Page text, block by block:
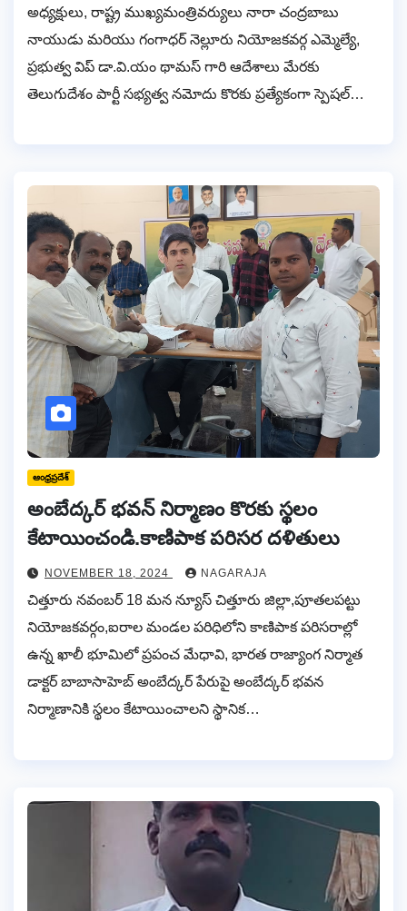
అధ్యక్షులు, రాష్ట్ర ముఖ్యమంత్రివర్యులు నారా చంద్రబాబు
నాయుడు మరియు గంగాధర్ నెల్లూరు నియోజకవర్గ ఎమ్మెల్యే,
ప్రభుత్వ విప్ డా.వి.యం థామస్ గారి ఆదేశాలు మేరకు
తెలుగుదేశం పార్టీ సభ్యత్వ నమోదు కొరకు ప్రత్యేకంగా స్పెషల్…
ఆంధ్రప్రదేశ్
అంబేద్కర్ భవన్ నిర్మాణం కొరకు స్థలం
కేటాయించండి.కాణిపాక పరిసర దళితులు
NOVEMBER 18, 2024 NAGARAJA
చిత్తూరు నవంబర్ 18 మన న్యూస్ చిత్తూరు జిల్లా,పూతలపట్టు
నియోజకవర్గం,ఐరాల మండల పరిధిలోని కాణిపాక పరిసరాల్లో
ఉన్న ఖాలీ భూమిలో ప్రపంచ మేధావి, భారత రాజ్యాంగ నిర్మాత
డాక్టర్ బాబాసాహెబ్ అంబేద్కర్ పేరుపై అంబేద్కర్ భవన
నిర్మాణానికి స్థలం కేటాయించాలని స్థానిక…